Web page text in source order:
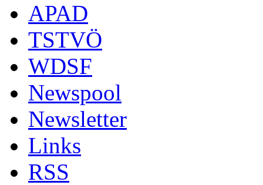
APAD
TSTVÖ
WDSF
Newspool
Newsletter
Links
RSS